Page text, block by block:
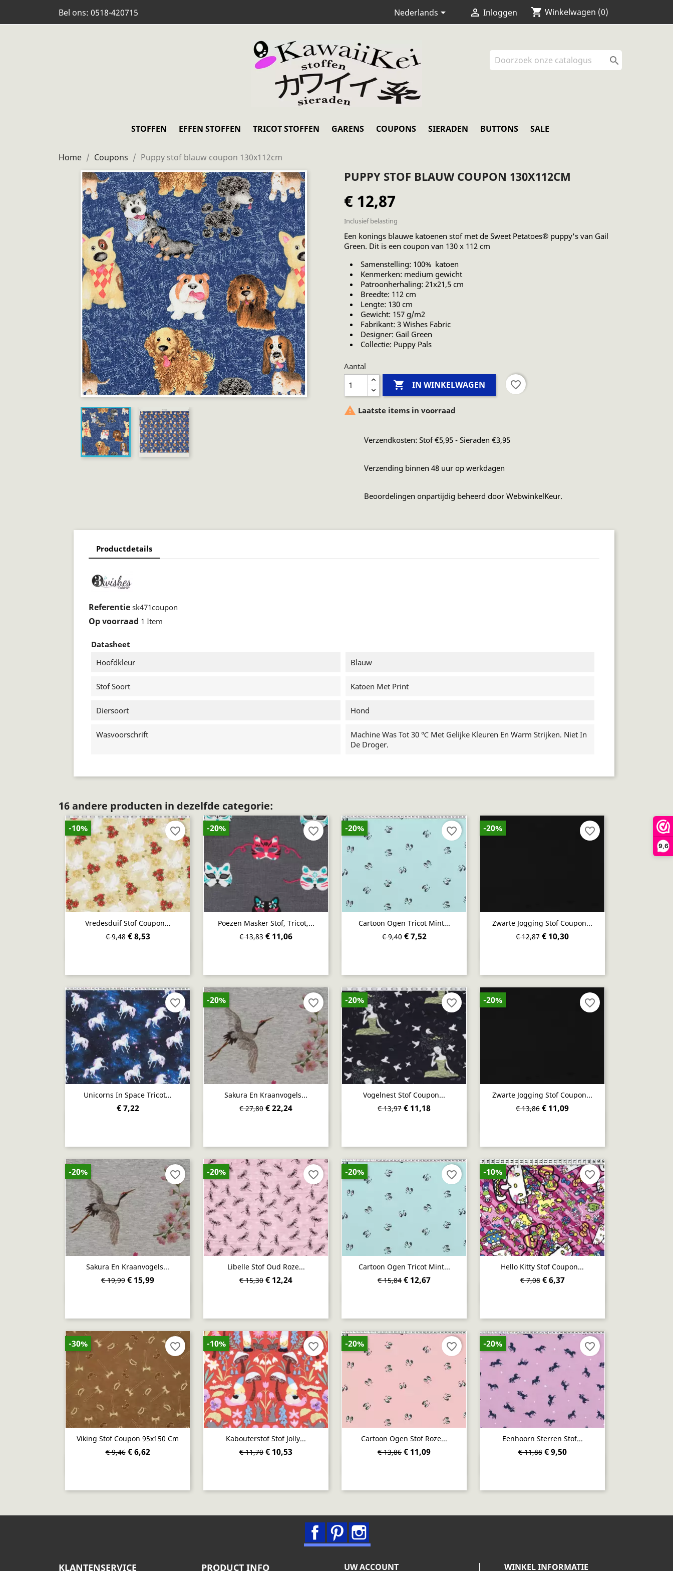
9,6
Bel ons: 0518-420715 Nederlands  Inloggen shopping_cart Winkelwagen (0)
STOFFEN EFFEN STOFFEN TRICOT STOFFEN GARENS COUPONS SIERADEN BUTTONS SALE

Home Coupons Puppy stof blauw coupon 130x112cm
PUPPY STOF BLAUW COUPON 130X112CM
€ 12,87
Inclusief belasting
Een konings blauwe katoenen stof met de Sweet Petatoes® puppy's van Gail
Green. Dit is een coupon van 130 x 112 cm
Samenstelling: 100% katoen
Kenmerken: medium gewicht
Patroonherhaling: 21x21,5 cm
Breedte: 112 cm
Lengte: 130 cm
Gewicht: 157 g/m2
Fabrikant: 3 Wishes Fabric
Designer: Gail Green
Collectie: Puppy Pals
Aantal
 IN WINKELWAGEN favorite_border
 Laatste items in voorraad
Verzendkosten: Stof €5,95 - Sieraden €3,95
Verzending binnen 48 uur op werkdagen
Beoordelingen onpartijdig beheerd door WebwinkelKeur.
Productdetails
Referentie sk471coupon
Op voorraad 1 Item
Datasheet
Hoofdkleur
Blauw
Stof Soort Katoen Met Print
Diersoort Hond
Wasvoorschrift
Machine Was Tot 30 ℃ Met Gelijke Kleuren En Warm Strijken. Niet In
De Droger.
16 andere producten in dezelfde categorie:
Vredesduif Stof Coupon...
€ 9,48 € 8,53
-10% favorite_border
Poezen Masker Stof, Tricot,...
€ 13,83 € 11,06
-20% favorite_border
Cartoon Ogen Tricot Mint...
€ 9,40 € 7,52
-20% favorite_border
Zwarte Jogging Stof Coupon...
€ 12,87 € 10,30
-20% favorite_border
Unicorns In Space Tricot...
€ 7,22
favorite_border
Sakura En Kraanvogels...
€ 27,80 € 22,24
-20% favorite_border
Vogelnest Stof Coupon...
€ 13,97 € 11,18
-20% favorite_border
Zwarte Jogging Stof Coupon...
€ 13,86 € 11,09
-20% favorite_border
Sakura En Kraanvogels...
€ 19,99 € 15,99
-20% favorite_border
Libelle Stof Oud Roze...
€ 15,30 € 12,24
-20% favorite_border
Cartoon Ogen Tricot Mint...
€ 15,84 € 12,67
-20% favorite_border
Hello Kitty Stof Coupon...
€ 7,08 € 6,37
-10% favorite_border
Viking Stof Coupon 95x150 Cm
€ 9,46 € 6,62
-30% favorite_border
Kabouterstof Stof Jolly...
€ 11,70 € 10,53
-10% favorite_border
Cartoon Ogen Stof Roze...
€ 13,86 € 11,09
-20% favorite_border
Eenhoorn Sterren Stof...
€ 11,88 € 9,50
-20% favorite_border
FacebookPinterest
KLANTENSERVICE PRODUCT INFO UW ACCOUNT WINKEL INFORMATIE